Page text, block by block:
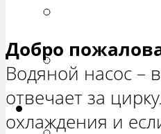
РЕМОНТ
ХЕТЧБЭК»
Нива
Добро
Водяной насос –
отвечает за
охлаждения и